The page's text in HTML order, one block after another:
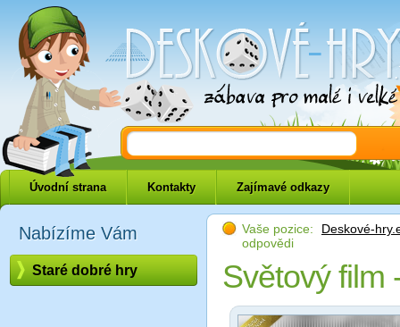
Deskové-hry.eu
Úvodní strana Kontakty Zajímavé odkazy
Nabízíme Vám
Staré dobré hry
Vaše pozice:
Deskové-
odpovědi
Světový film